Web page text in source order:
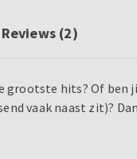
Reviews (2)
grootste hits? Of
vaak naast zit)?